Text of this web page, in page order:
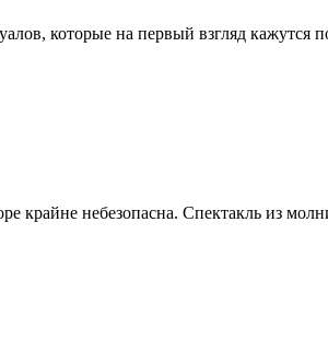
которые на первый взгляд
крайне небезопасна. Спектакль из